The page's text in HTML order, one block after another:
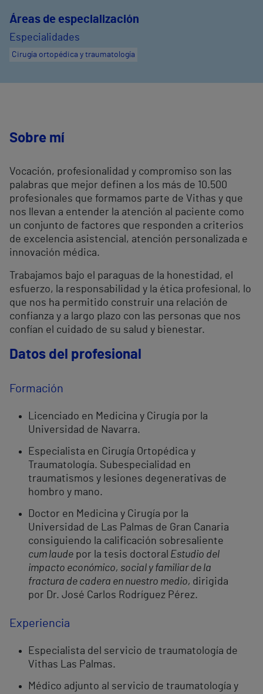
Áreas de especialización
Especialidades
Cirugía ortopédica y traumatología
Sobre mí
Vocación, profesionalidad y compromiso son las
palabras que mejor definen a los más de 10.500
profesionales que formamos parte de Vithas y que
nos llevan a entender la atención al paciente como
un conjunto de factores que responden a criterios
de excelencia asistencial, atención personalizada e
innovación médica.
Trabajamos bajo el paraguas de la honestidad, el
esfuerzo, la responsabilidad y la ética profesional, lo
que nos ha permitido construir una relación de
confianza y a largo plazo con las personas que nos
confían el cuidado de su salud y bienestar.
Datos del profesional
Formación
Licenciado en Medicina y Cirugía por la
Universidad de Navarra.
Especialista en Cirugía Ortopédica y
Traumatología. Subespecialidad en
traumatismos y lesiones degenerativas de
hombro y mano.
Doctor en Medicina y Cirugía por la
Universidad de Las Palmas de Gran Canaria
consiguiendo la calificación sobresaliente
cum laude por la tesis doctoral Estudio del
impacto económico, social y familiar de la
fractura de cadera en nuestro medio, dirigida
por Dr. José Carlos Rodríguez Pérez.
Experiencia
Especialista del servicio de traumatología de
Vithas Las Palmas.
Médico adjunto al servicio de traumatología y